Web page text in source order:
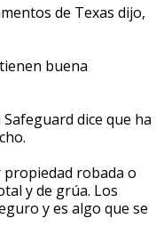
de Texas dijo,
buena
dice que ha
robada o
y de grúa. Los
y es algo que se